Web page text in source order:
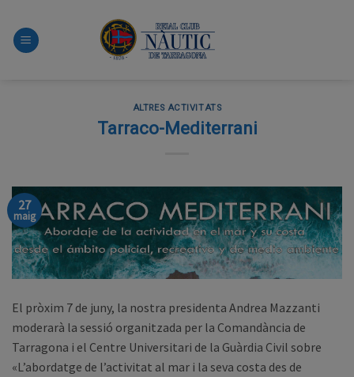
content
ALTRES ACTIVITATS
Tarraco-Mediterrani
27
maig
El pròxim 7 de juny, la nostra presidenta Andrea Mazzanti
moderarà la sessió organitzada per la Comandància de
Tarragona i el Centre Universitari de la Guàrdia Civil sobre
«L’abordatge de l’activitat al mar i la seva costa des de